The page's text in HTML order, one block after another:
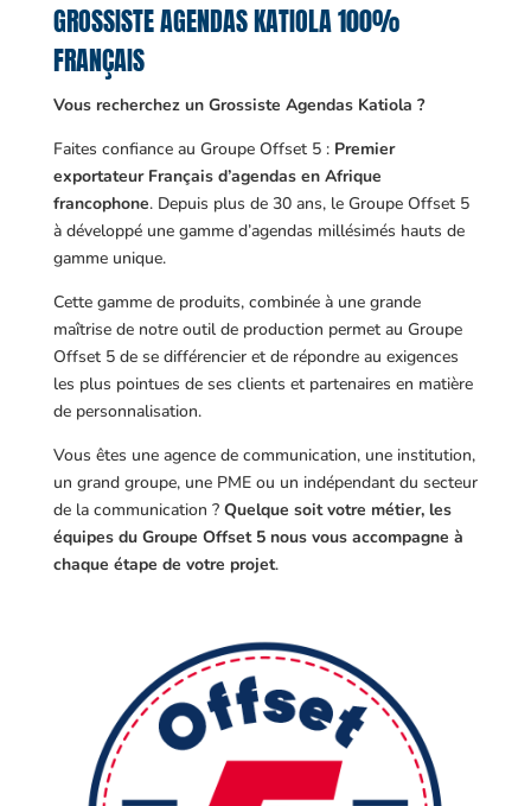
GROSSISTE AGENDAS KATIOLA 100%
FRANÇAIS
Vous recherchez un Grossiste Agendas Katiola ?
Faites confiance au Groupe Offset 5 : Premier
exportateur Français d’agendas en Afrique
francophone. Depuis plus de 30 ans, le Groupe Offset 5
à développé une gamme d’agendas millésimés hauts de
gamme unique.
Cette gamme de produits, combinée à une grande
maîtrise de notre outil de production permet au Groupe
Offset 5 de se différencier et de répondre au exigences
les plus pointues de ses clients et partenaires en matière
de personnalisation.
Vous êtes une agence de communication, une institution,
un grand groupe, une PME ou un indépendant du secteur
de la communication ? Quelque soit votre métier, les
équipes du Groupe Offset 5 nous vous accompagne à
chaque étape de votre projet.